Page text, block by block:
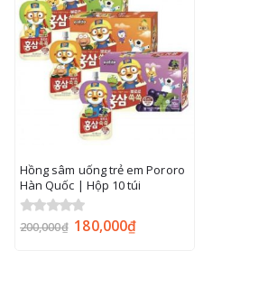
Hồng sâm uống trẻ em Pororo
Hàn Quốc | Hộp 10 túi
0out of 5
200,000₫ 180,000₫